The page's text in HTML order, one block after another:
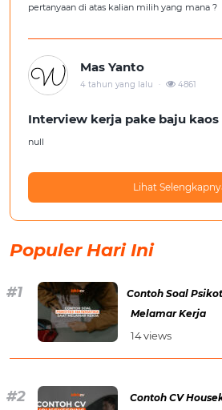
pertanyaan di atas kalian milih yang mana ?
Mas Yanto
4 tahun yang lalu . 4861
Interview kerja pake baju kaos
null
Lihat
Populer Hari Ini
Contoh Soal
Melamar Kerja
14 views
Contoh CV